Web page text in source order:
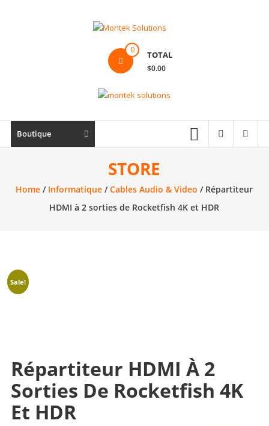
Ordinateur,
électronique
0 TOTAL
$0.00
Boutique
STORE
Home / Informatique /Cables Audio & Video / Répartiteur
HDMI à 2 sorties de Rocketfish 4K et HDR
Sale!
Répartiteur HDMI À 2
Sorties De Rocketfish 4K
Et HDR